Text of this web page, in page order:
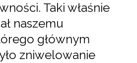
Taki właśnie
naszemu
głównym
zniwelowanie